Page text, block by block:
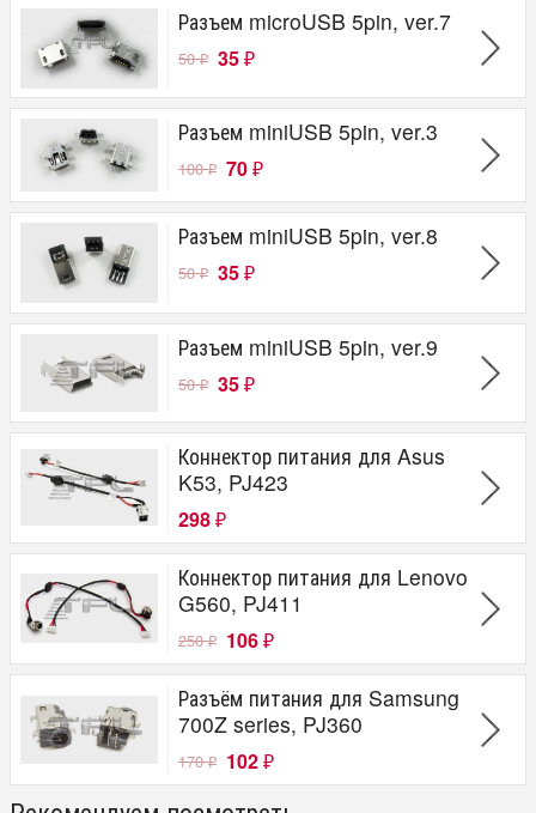
Разъем microUSB 5pin, ver.7
50₽ 35 ₽
Разъем miniUSB 5pin, ver.3
100₽ 70 ₽
Разъем miniUSB 5pin, ver.8
50₽ 35 ₽
Разъем miniUSB 5pin, ver.9
50₽ 35 ₽
Коннектор питания для Asus
K53, PJ423
298 ₽
Коннектор питания для Lenovo
G560, PJ411
250₽ 106 ₽
Разъём питания для Samsung
700Z series, PJ360
170₽ 102 ₽